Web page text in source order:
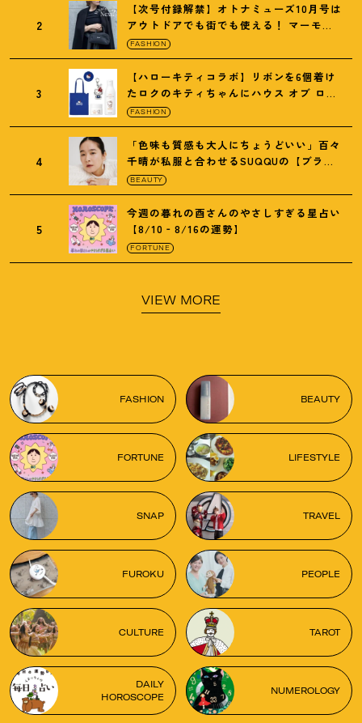
2
【次号付録解禁】オトナミューズ10月号は
アウトドアでも街でも使える ！ マーモッ
トの黒ショルダー
FASHION
3
【ハローキティコラボ】リボンを6個着け
たロクのキティちゃんにハウス オブ ロー
ゼの限定パケも
FASHION
4
「色味も質感も大人にちょうどいい」百々
千晴が私服と合わせるSUQQUの【ブラー
リクイド リップ】6選
BEAUTY
5
今週の暮れの酉さんのやさしすぎる星占い
【8/10‐8/16の運勢】
FORTUNE
VIEW MORE
FASHION BEAUTY
FORTUNE LIFESTYLE
SNAP TRAVEL
FUROKU PEOPLE
CULTURE TAROT
DAILY
HOROSCOPE
NUMEROLOGY